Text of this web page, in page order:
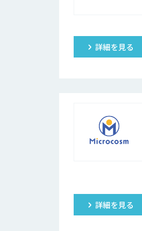
詳細を見る
詳細を見る